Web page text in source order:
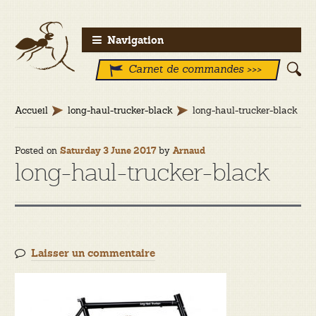
Aller
à
Aller
au
contenu
Navigation
Carnet de commandes >>>
Accueil long-haul-trucker-black long-haul-trucker-black
Posted on Saturday 3 June 2017by Arnaud
long-haul-trucker-black
Laisser un commentaire